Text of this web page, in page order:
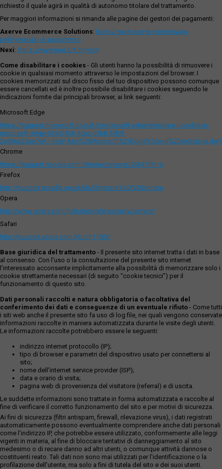
richiesto il quale agirà in qualità di autonomo titolare del trattamento.
Per maggiori informazioni si rimanda alle pagine dei gestori dei pagamenti:
Axerve Ecommerce Solutions: https://www.axerve.com/privacy-
policy/servizi-di-pagamento
Nexi: https://www.nexi.it/it/privacy
Come disabilitare i cookies - Gli utenti hanno la possibilità di rimuovere i
cookie in qualsiasi momento attraverso le impostazioni del browser. I
cookies memorizzati sul disco fisso del tuo dispositivo possono comunque
essere cancellati ed è inoltre possibile disabilitare i cookies seguendo le
indicazioni fornite dai principali browser, ai link seguenti:
Microsoft Edge
https://support.microsoft.com/it-it/microsoft-edge/eliminare-i-cookie-in-
microsoft-edge-63947406-40ac-c3b8-57b9-
Chrome
https://support.google.com/chrome/answer/95647?hl=it
Firefox
http://support.mozilla.org/it/kb/Eliminare%20i%20cookie
Opera
http://www.opera.com/help/tutorials/security/privacy/
Safari
http://support.apple.com/kb/ph11920
Base giuridica del trattamento - Il presente sito internet tratta i dati in base
al consenso. Con l'uso o la consultazione del presente sito internet
l’interessato acconsente implicitamente alla possibilità di memorizzare solo i
cookie strettamente necessari (di seguito “cookie tecnici”) per il
funzionamento di questo sito.
Dati personali raccolti e natura obbligatoria o facoltativa del
conferimento dei dati e conseguenze di un eventuale rifiuto - Come tutti
i siti web anche il presente sito fa uso di log file, nei quali vengono conservate
informazioni raccolte in maniera automatizzata durante le visite degli utenti.
Le informazioni raccolte potrebbero essere le seguenti:
indirizzo internet protocollo (IP);
tipo di browser e parametri del dispositivo usato per connettersi al
sito;
nome dell'internet service provider (ISP);
data e orario di visita;
pagina web di provenienza del visitatore (referral) e di uscita.
Le suddette informazioni sono trattate in forma automatizzata e raccolte al
fine di verificare il corretto funzionamento del sito e per motivi di sicurezza.
Ai fini di sicurezza (filtri antispam, firewall, rilevazione virus), i dati registrati
automaticamente possono eventualmente comprendere anche dati personali
come l'indirizzo IP, che potrebbe essere utilizzato, conformemente alle leggi
vigenti in materia, al fine di bloccare tentativi di danneggiamento al sito
medesimo o di recare danno ad altri utenti, o comunque attività dannose o
costituenti reato. Tali dati non sono mai utilizzati per l'identificazione o la
profilazione dell'utente, ma solo a fini di tutela del sito e dei suoi utenti.